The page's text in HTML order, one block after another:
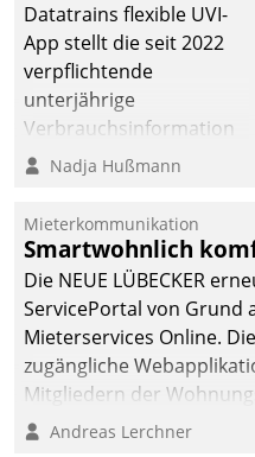
Datatrains flexible UVI-
App stellt die seit 2022
verpflichtende
unterjährige
Verbrauchsinformation
schnell, zuverlässig und
Die monatlichen
Mitteilungen zum
Heizungs- und
Wasserverbrauch gehen
automatisiert, vollständig
und auf Wunsch über
mehrere zuvor
Kommunikationswege bei
Nadja Hußmann
Mieterkommunikation
Smartwohnlich
Die NEUE LÜBECKER
ServicePortal von Grund
Mieterservices Online.
zugängliche
Mitgliedern der
Kontaktaufnahme per
Andreas Lerchner